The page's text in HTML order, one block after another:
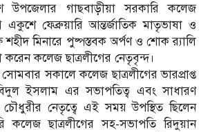
উপজেলার গাছবাড়ীয়া সরকারি কলেজ
একুশে ফেব্রুয়ারি আন্তর্জাতিক মাতৃভাষা ও
মিনারে পুষ্পস্তবক অর্পণ ও শোক র‍্যালি
কলেজ ছাত্রলীগের নেতৃবৃন্দ।
সকালে কলেজ ছাত্রলীগের ভারপ্রাপ্ত
ইসলাম এর সভাপতিত্ব এবং সাধারণ
নেতৃত্বে এই সময় উপস্থিত ছিলেন
কলেজ ছাত্রলীগের সহ-সভাপতি রিদুয়ান